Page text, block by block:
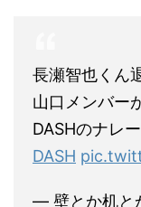
長瀬智也くん
山口メンバー
DASHのナレ
DASH
— 壁とか机と